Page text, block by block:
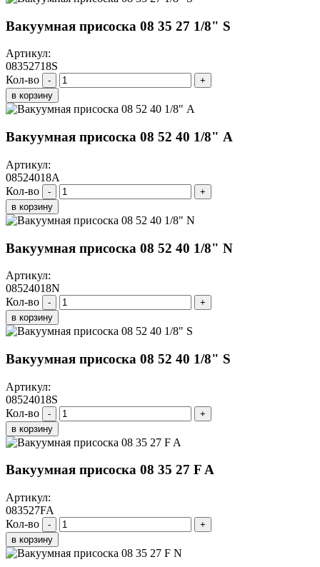
Вакуумная присоска 08 35 27 1/8" S
Артикул:
08352718S
Кол-во
-
+
в корзину
Вакуумная присоска 08 52 40 1/8" A
Артикул:
08524018A
Кол-во
-
+
в корзину
Вакуумная присоска 08 52 40 1/8" N
Артикул:
08524018N
Кол-во
-
+
в корзину
Вакуумная присоска 08 52 40 1/8" S
Артикул:
08524018S
Кол-во
-
+
в корзину
Вакуумная присоска 08 35 27 F A
Артикул:
083527FA
Кол-во
-
+
в корзину